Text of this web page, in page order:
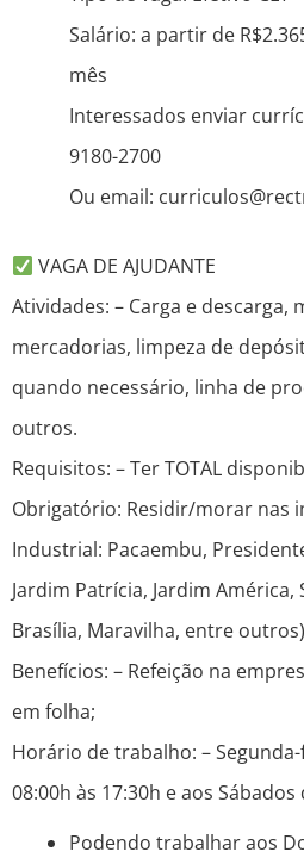
Salário: a partir de
mês
Interessados enviar
9180-2700
Ou email:
VAGA DE AJUDANTE
Atividades: – Carga e descarga,
mercadorias, limpeza de
quando necessário, linha de
outros.
Requisitos: – Ter TOTAL
Obrigatório: Residir/morar nas
Industrial: Pacaembu,
Jardim Patrícia, Jardim América,
Brasília, Maravilha, entre
Benefícios: – Refeição na
em folha;
Horário de trabalho: –
08:00h às 17:30h e aos Sábados
Podendo trabalhar aos